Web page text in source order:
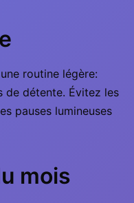
routine légère:
de détente. Évitez les
pauses lumineuses
mois